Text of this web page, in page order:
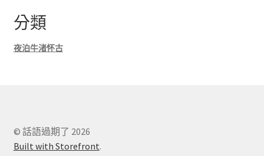
分類
夜泊牛渚怀古
© 話語過期了 2026
Built with Storefront.